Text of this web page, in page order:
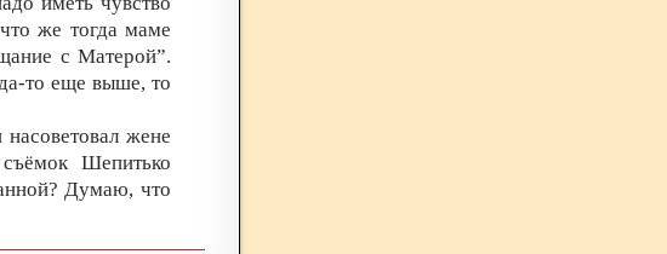
же тогда маме
с Матерой”.
то еще выше, то
жене
Шепитько
Думаю, что